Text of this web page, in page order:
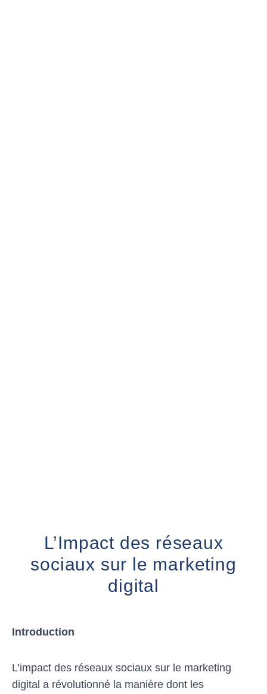
L’Impact des réseaux
sociaux sur le marketing
digital
Introduction
L’impact des réseaux sociaux sur le marketing
digital a révolutionné la manière dont les